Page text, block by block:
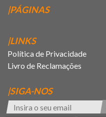
|PÁGINAS
|LINKS
Política de Privacidade
Livro de Reclamações
|SIGA-NOS